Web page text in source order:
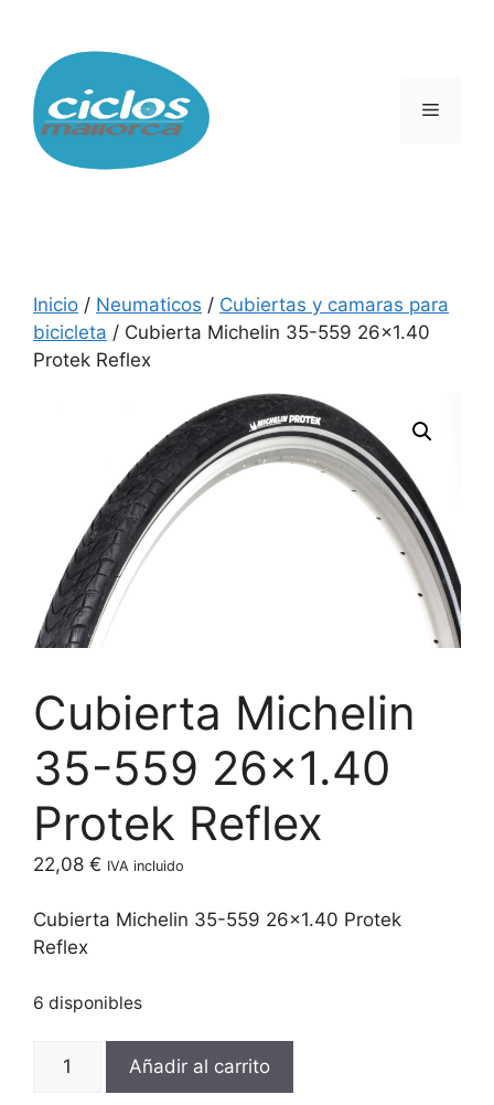
contenido
Menú
Inicio / Neumaticos / Cubiertas y camaras para
bicicleta / Cubierta Michelin 35-559 26×1.40
Protek Reflex
Cubierta Michelin
35-559 26×1.40
Protek Reflex
22,08 € IVA incluido
Cubierta Michelin 35-559 26×1.40 Protek
Reflex
6 disponibles
Cubierta
Añadir al carrito